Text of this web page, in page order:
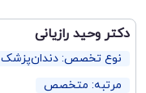
دکتر وحید رازیانی
نوع تخصص: دندان‌پزشک
مرتبه: متخصص